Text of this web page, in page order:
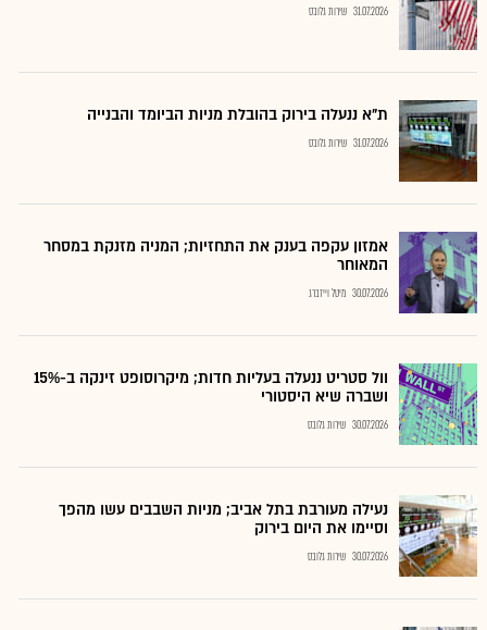
31.07.2026 שירות גלובס
ת"א ננעלה בירוק בהובלת מניות הביומד והבנייה
31.07.2026 שירות גלובס
אמזון עקפה בענק את התחזיות; המניה מזנקת במסחר
המאוחר
30.07.2026 מיטל וייזברג
וול סטריט ננעלה בעליות חדות; מיקרוסופט זינקה ב-15%
ושברה שיא היסטורי
30.07.2026 שירות גלובס
נעילה מעורבת בתל אביב; מניות השבבים עשו מהפך
וסיימו את היום בירוק
30.07.2026 שירות גלובס